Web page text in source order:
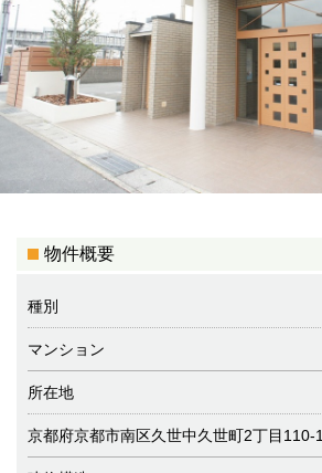
物件概要
種別
マンション
所在地
京都府京都市南区久世中久世町2丁目110-1